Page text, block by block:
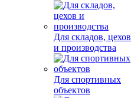
Для складов, цехов
и производства
Для спортивных
объектов